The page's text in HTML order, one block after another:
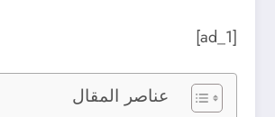
[ad_1]
عناصر المقال